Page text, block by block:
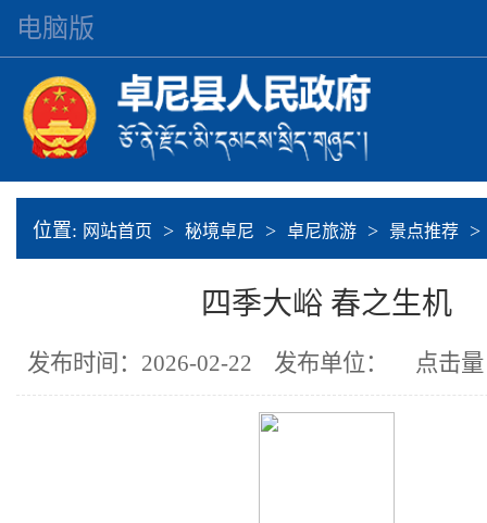
电脑版
位置: 网站首页 > 秘境卓尼 > 卓尼旅游 > 景点推荐 >
四季大峪 春之生机
发布时间：2026-02-22 发布单位： 点击